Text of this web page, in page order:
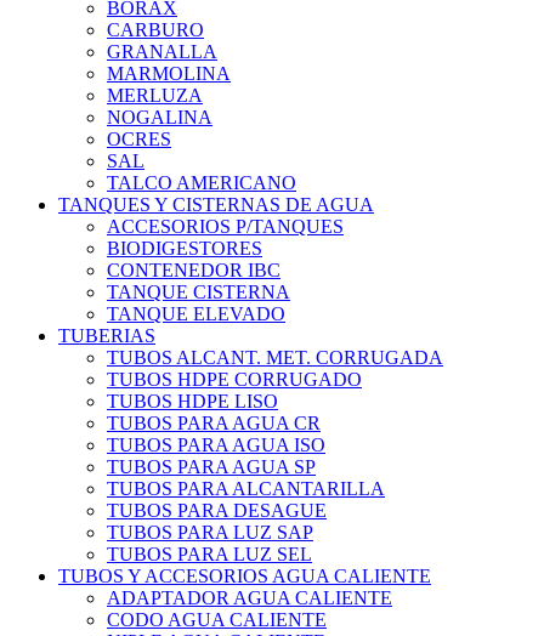
BORAX
CARBURO
GRANALLA
MARMOLINA
MERLUZA
NOGALINA
OCRES
SAL
TALCO AMERICANO
TANQUES Y CISTERNAS DE AGUA
ACCESORIOS P/TANQUES
BIODIGESTORES
CONTENEDOR IBC
TANQUE CISTERNA
TANQUE ELEVADO
TUBERIAS
TUBOS ALCANT. MET. CORRUGADA
TUBOS HDPE CORRUGADO
TUBOS HDPE LISO
TUBOS PARA AGUA CR
TUBOS PARA AGUA ISO
TUBOS PARA AGUA SP
TUBOS PARA ALCANTARILLA
TUBOS PARA DESAGUE
TUBOS PARA LUZ SAP
TUBOS PARA LUZ SEL
TUBOS Y ACCESORIOS AGUA CALIENTE
ADAPTADOR AGUA CALIENTE
CODO AGUA CALIENTE